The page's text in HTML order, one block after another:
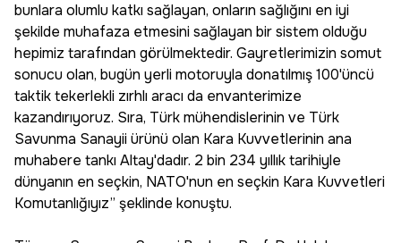
bunlara olumlu katkı sağlayan, onların sağlığını en iyi
şekilde muhafaza etmesini sağlayan bir sistem olduğu
hepimiz tarafından görülmektedir. Gayretlerimizin somut
sonucu olan, bugün yerli motoruyla donatılmış 100'üncü
taktik tekerlekli zırhlı aracı da envanterimize
kazandırıyoruz. Sıra, Türk mühendislerinin ve Türk
Savunma Sanayii ürünü olan Kara Kuvvetlerinin ana
muhabere tankı Altay'dadır. 2 bin 234 yıllık tarihiyle
dünyanın en seçkin, NATO'nun en seçkin Kara Kuvvetleri
Komutanlığıyız” şeklinde konuştu.